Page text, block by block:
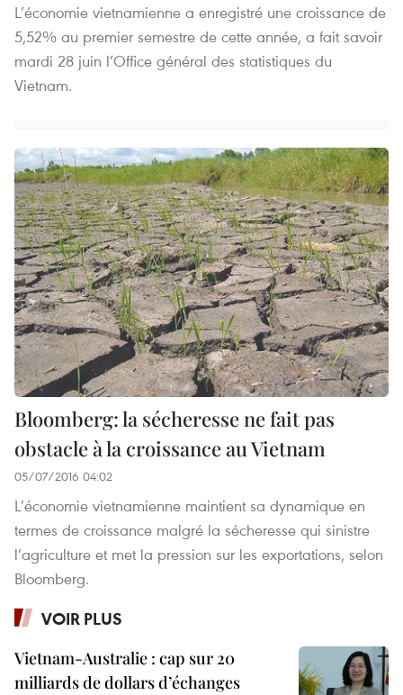
L’économie vietnamienne a enregistré une croissance de
5,52% au premier semestre de cette année, a fait savoir
mardi 28 juin l’Office général des statistiques du
Vietnam.
Bloomberg: la sécheresse ne fait pas
obstacle à la croissance au Vietnam
05/07/2016 04:02
L’économie vietnamienne maintient sa dynamique en
termes de croissance malgré la sécheresse qui sinistre
l’agriculture et met la pression sur les exportations, selon
Bloomberg.
VOIR PLUS
Vietnam-Australie : cap sur 20
milliards de dollars d’échanges